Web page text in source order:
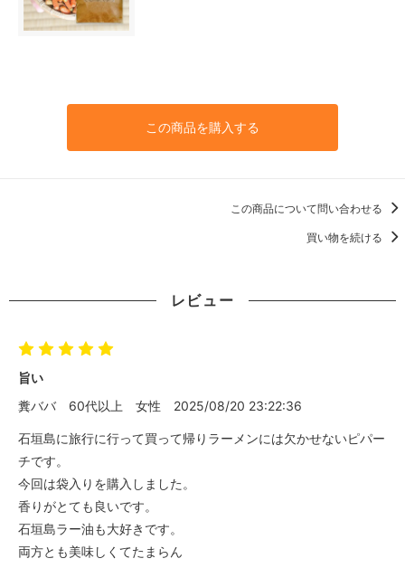
この商品を購入する
この商品について問い合わせる
買い物を続ける
レビュー
旨い
糞ババ
60代以上 女性 2025/08/20 23:22:36
石垣島に旅行に行って買って帰りラーメンには欠かせないピパー
チです。
今回は袋入りを購入しました。
香りがとても良いです。
石垣島ラー油も大好きです。
両方とも美味しくてたまらん